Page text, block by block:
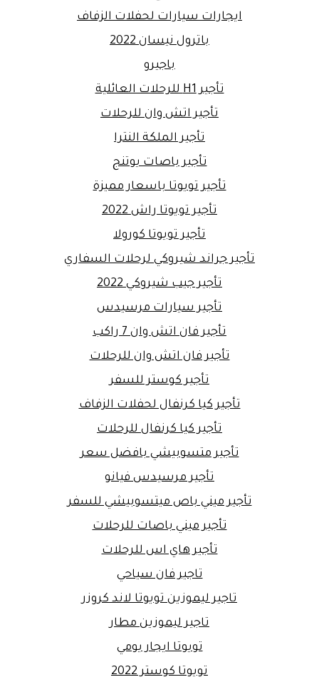
ايجارات سيارات لحفلات الزفاف
باترول نيسان 2022
باجيرو
تأجير H1 للرحلات العائلية
تأجير اتش وان للرحلات
تأجير الملكة النترا
تأجير باصات يوتنج
تأجير تويوتا باسعار مميزة
تأجير تويوتا راش 2022
تأجير تويوتا كورولا
تأجير جراند شيروكي لرحلات السفاري
تأجير جيب شيروكي 2022
تأجير سيارات مرسيدس
تأجير فان اتش وان 7 راكب
تأجير فان اتش وان للرحلات
تأجير كوستر للسفر
تأجير كيا كرنفال لحفلات الزفاف
تأجير كيا كرنفال للرحلات
تأجير متسوبيشي بافضل سعر
تأجير مرسيدس فيانو
تأجير ميني باص ميتسوبيشي للسفر
تأجير ميني باصات للرحلات
تأجير هاي اس للرحلات
تاجير فان سياحي
تاجير ليموزين تويوتا لاند كروزر
تاجير ليموزين مطار
تويوتا ايجار يومي
تويوتا كوستر 2022